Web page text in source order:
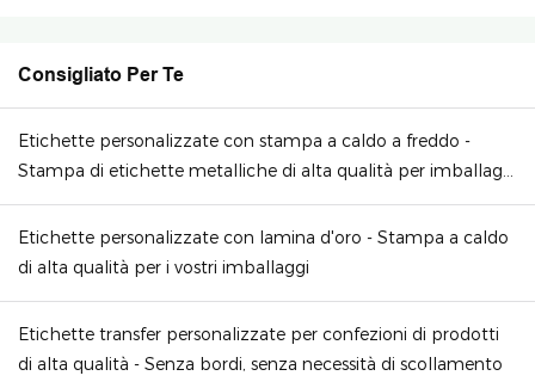
Consigliato Per Te
Etichette personalizzate con stampa a caldo a freddo -
Stampa di etichette metalliche di alta qualità per imballaggi
di lusso
Etichette personalizzate con lamina d'oro - Stampa a caldo
di alta qualità per i vostri imballaggi
Etichette transfer personalizzate per confezioni di prodotti
di alta qualità - Senza bordi, senza necessità di scollamento